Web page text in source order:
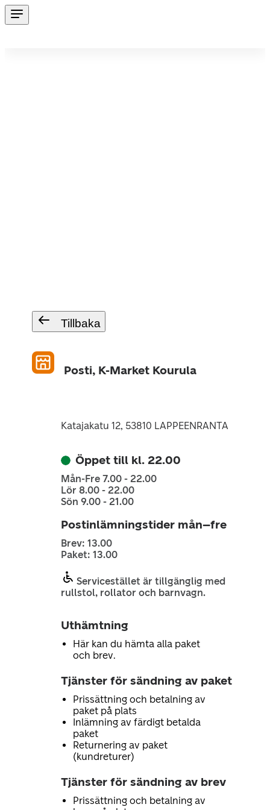
Tillbaka
Posti, K-Market Kourula
Katajakatu 12, 53810 LAPPEENRANTA
Öppet till kl. 22.00
Mån-Fre 7.00 - 22.00
Lör 8.00 - 22.00
Sön 9.00 - 21.00
Postinlämningstider mån–fre
Brev: 13.00
Paket: 13.00
Servicestället är tillgänglig med
rullstol, rollator och barnvagn.
Uthämtning
Här kan du hämta alla paket
och brev.
Tjänster för sändning av paket
Prissättning och betalning av
paket på plats
Inlämning av färdigt betalda
paket
Returnering av paket
(kundreturer)
Tjänster för sändning av brev
Prissättning och betalning av